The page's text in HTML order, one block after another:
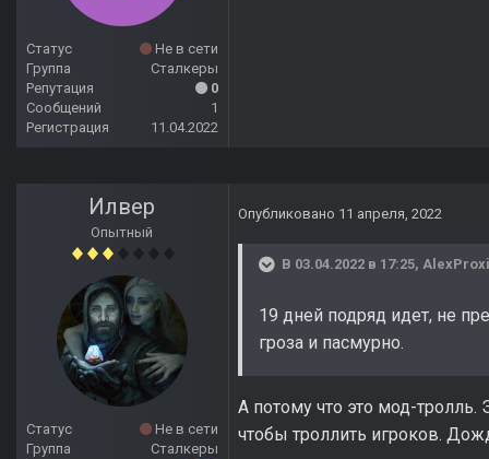
Статус
Не в сети
Группа
Сталкеры
Репутация
0
Сообщений
1
Регистрация
11.04.2022
Илвер
Опытный
Статус
Не в сети
Группа
Сталкеры
Опубликовано 11 апреля, 2022
В 03.04.2022 в 17:25,
19 дней подряд идет, не
гроза и пасмурно.
А потому что это мод-
чтобы троллить игроков.